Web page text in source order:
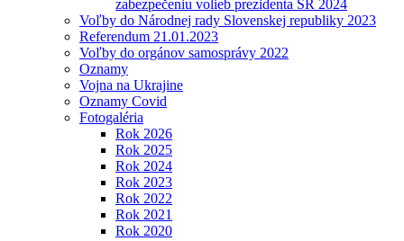
zabezpečeniu volieb prezidenta SR 2024
Voľby do Národnej rady Slovenskej republiky 2023
Referendum 21.01.2023
Voľby do orgánov samosprávy 2022
Oznamy
Vojna na Ukrajine
Oznamy Covid
Fotogaléria
Rok 2026
Rok 2025
Rok 2024
Rok 2023
Rok 2022
Rok 2021
Rok 2020